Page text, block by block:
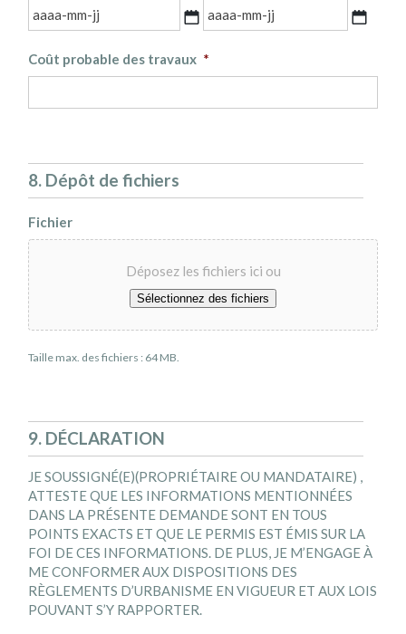
-
MM
-
MM
Coût probable des travaux *
8. Dépôt de fichiers
Fichier
Déposez les fichiers ici ou
Sélectionnez des fichiers
Taille max. des fichiers : 64 MB.
9. DÉCLARATION
JE SOUSSIGNÉ(E)(PROPRIÉTAIRE OU MANDATAIRE) ,
ATTESTE QUE LES INFORMATIONS MENTIONNÉES
DANS LA PRÉSENTE DEMANDE SONT EN TOUS
POINTS EXACTS ET QUE LE PERMIS EST ÉMIS SUR LA
FOI DE CES INFORMATIONS. DE PLUS, JE M’ENGAGE À
ME CONFORMER AUX DISPOSITIONS DES
RÈGLEMENTS D’URBANISME EN VIGUEUR ET AUX LOIS
POUVANT S’Y RAPPORTER.